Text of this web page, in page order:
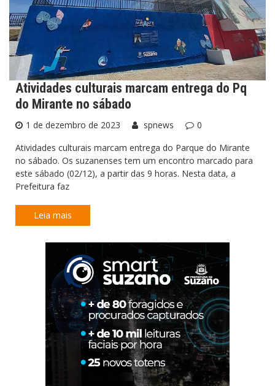
Atividades culturais marcam entrega do Pq
do Mirante no sábado
1 de dezembro de 2023 spnews
0
Atividades culturais marcam entrega do Parque do Mirante
no sábado. Os suzanenses tem um encontro marcado para
este sábado (02/12), a partir das 9 horas. Nesta data, a
Prefeitura faz
Leia mais